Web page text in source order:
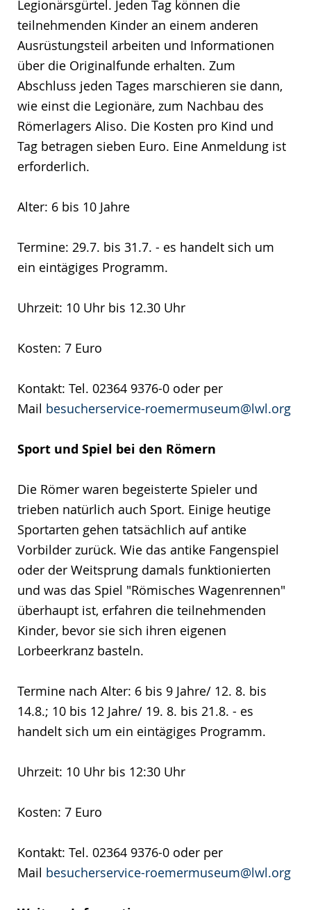
Legionärsgürtel. Jeden Tag können die
teilnehmenden Kinder an einem anderen
Ausrüstungsteil arbeiten und Informationen
über die Originalfunde erhalten. Zum
Abschluss jeden Tages marschieren sie dann,
wie einst die Legionäre, zum Nachbau des
Römerlagers Aliso. Die Kosten pro Kind und
Tag betragen sieben Euro. Eine Anmeldung ist
erforderlich.
Alter: 6 bis 10 Jahre
Termine: 29.7. bis 31.7. - es handelt sich um
ein eintägiges Programm.
Uhrzeit: 10 Uhr bis 12.30 Uhr
Kosten: 7 Euro
Kontakt: Tel. 02364 9376-0 oder per
Mail besucherservice-roemermuseum@lwl.org
Sport und Spiel bei den Römern
Die Römer waren begeisterte Spieler und
trieben natürlich auch Sport. Einige heutige
Sportarten gehen tatsächlich auf antike
Vorbilder zurück. Wie das antike Fangenspiel
oder der Weitsprung damals funktionierten
und was das Spiel "Römisches Wagenrennen"
überhaupt ist, erfahren die teilnehmenden
Kinder, bevor sie sich ihren eigenen
Lorbeerkranz basteln.
Termine nach Alter: 6 bis 9 Jahre/ 12. 8. bis
14.8.; 10 bis 12 Jahre/ 19. 8. bis 21.8. - es
handelt sich um ein eintägiges Programm.
Uhrzeit: 10 Uhr bis 12:30 Uhr
Kosten: 7 Euro
Kontakt: Tel. 02364 9376-0 oder per
Mail besucherservice-roemermuseum@lwl.org